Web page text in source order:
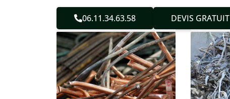
06.11.34.63.58 DEVIS GRATUIT